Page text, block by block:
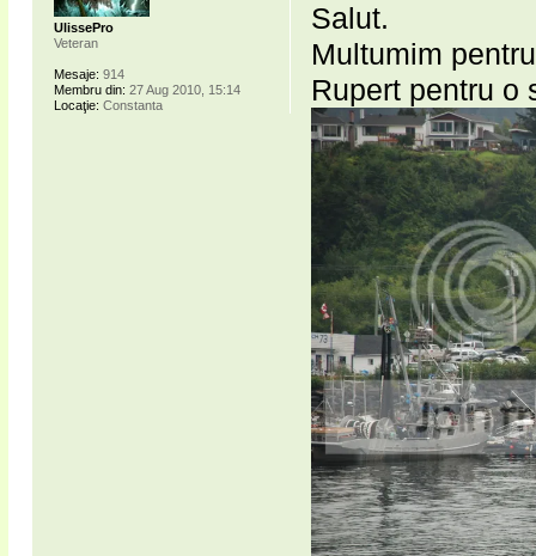
Salut.
Multumim
Rupert pentru o
UlissePro
Veteran
Mesaje: 914
Membru din: 27 Aug 2010, 15:14
Locaţie: Constanta